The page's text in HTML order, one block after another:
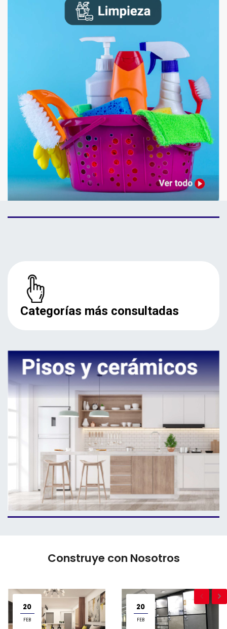
Categorías más consultadas
Construye con Nosotros
20
FEB
20
FEB